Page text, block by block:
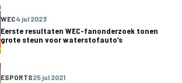
WEC4 jul 2023
Eerste resultaten WEC-fanonderzoek tonen
grote steun voor waterstofauto’s
ESPORTS25 jul 2021